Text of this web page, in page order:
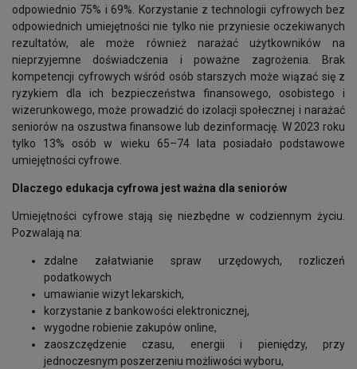
odpowiednio 75% i 69%. Korzystanie z technologii cyfrowych bez
odpowiednich umiejętności nie tylko nie przyniesie oczekiwanych
rezultatów, ale może również narażać użytkowników na
nieprzyjemne doświadczenia i poważne zagrożenia. Brak
kompetencji cyfrowych wśród osób starszych może wiązać się z
ryzykiem dla ich bezpieczeństwa finansowego, osobistego i
wizerunkowego, może prowadzić do izolacji społecznej i narażać
seniorów na oszustwa finansowe lub dezinformację. W 2023 roku
tylko 13% osób w wieku 65–74 lata posiadało podstawowe
umiejętności cyfrowe.
Dlaczego edukacja cyfrowa jest ważna dla seniorów
Umiejętności cyfrowe stają się niezbędne w codziennym życiu.
Pozwalają na:
zdalne załatwianie spraw urzędowych, rozliczeń
podatkowych
umawianie wizyt lekarskich,
korzystanie z bankowości elektronicznej,
wygodne robienie zakupów online,
zaoszczędzenie czasu, energii i pieniędzy, przy
jednoczesnym poszerzeniu możliwości wyboru,